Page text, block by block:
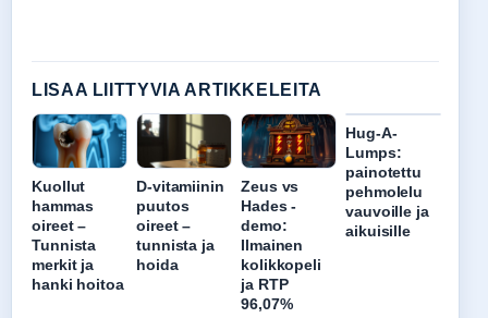
LISAA LIITTYVIA ARTIKKELEITA
Kuollut
hammas
oireet –
Tunnista
merkit ja
hanki hoitoa
D-vitamiinin
puutos
oireet –
tunnista ja
hoida
Zeus vs
Hades -
demo:
Ilmainen
kolikkopeli
ja RTP
96,07%
Hug-A-
Lumps:
painotettu
pehmolelu
vauvoille ja
aikuisille